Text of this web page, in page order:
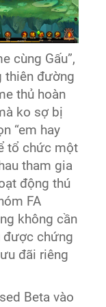
cùng Gấu”,
thiên đường
thủ hoàn
ko sợ bị
“em hay
tổ chức một
tham gia
động thú
FA
không cần
được chứng
đãi riêng
Beta vào